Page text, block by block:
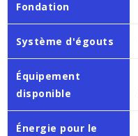
Fondation
Système d'égouts
Équipement
disponible
Énergie pour le